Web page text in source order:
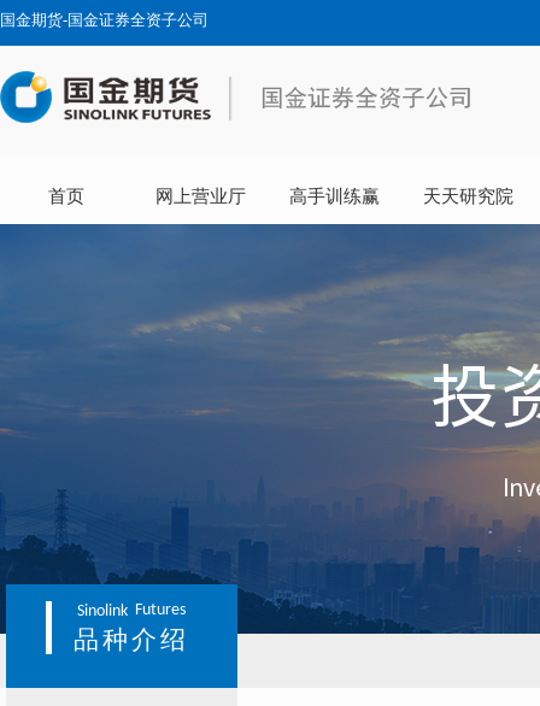
国金期货-国金证券全资子公司
首页 网上营业厅 高手训练赢 天天研究院
Sinolink Futures
品种介绍